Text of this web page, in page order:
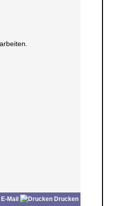
E-Mail Drucken